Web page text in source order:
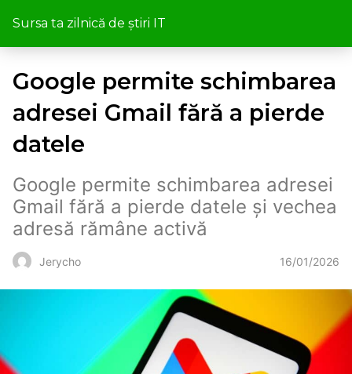
Sursa ta zilnică de știri IT
Google permite schimbarea
adresei Gmail fără a pierde
datele
Google permite schimbarea adresei
Gmail fără a pierde datele și vechea
adresă rămâne activă
Jerycho 16/01/2026